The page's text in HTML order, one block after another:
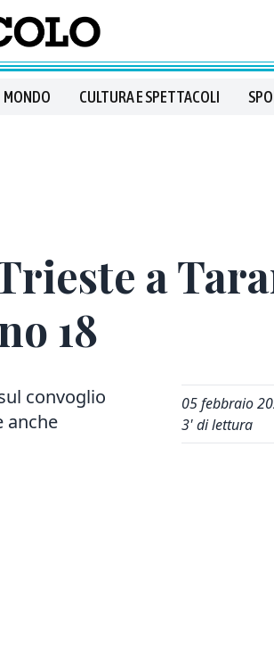
MONDO CULTURA E SPETTACOLI
a
18
convoglio
anche
05 febbraio
3' di lettura